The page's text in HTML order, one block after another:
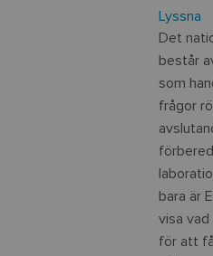
Lyssna
Det
består
som
frågor
bara är
visa vad
för att